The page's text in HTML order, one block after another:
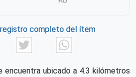
completo del ítem
FacebookTwitter
encuentra ubicado a 4.3 kilómetros